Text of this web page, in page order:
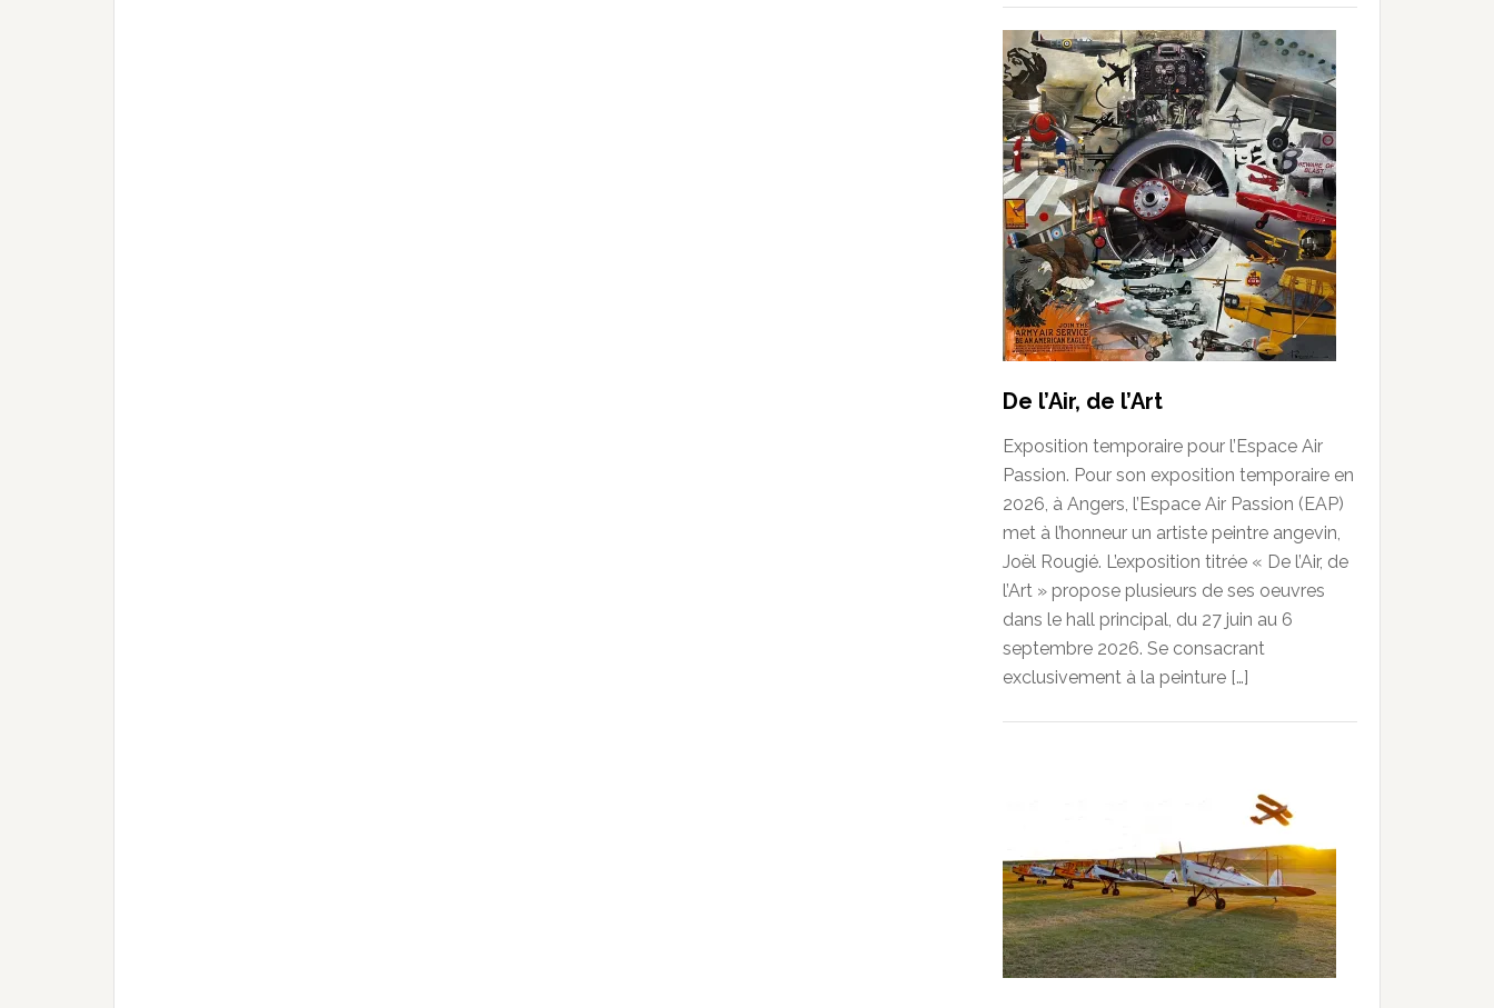
De l’Air, de l’Art
Exposition temporaire pour l’Espace Air
Passion. Pour son exposition temporaire en
2026, à Angers, l’Espace Air Passion (EAP)
met à l’honneur un artiste peintre angevin,
Joël Rougié. L’exposition titrée « De l’Air, de
l’Art » propose plusieurs de ses oeuvres
dans le hall principal, du 27 juin au 6
septembre 2026. Se consacrant
exclusivement à la peinture […]